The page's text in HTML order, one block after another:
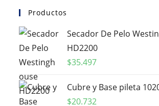
Productos
Secador De Pelo
HD2200
$35.497
Cubre y Base pileta
$20.732